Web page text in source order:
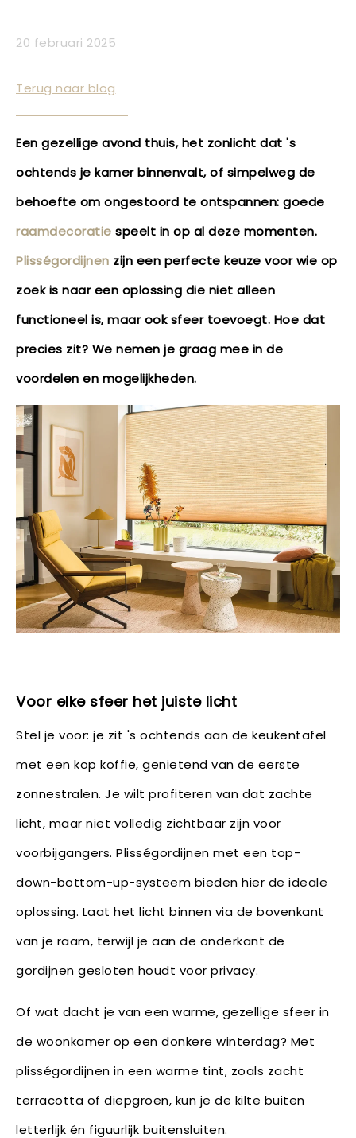
20 februari 2025
Terug naar blog
Een gezellige avond thuis, het zonlicht dat 's
ochtends je kamer binnenvalt, of simpelweg de
behoefte om ongestoord te ontspannen: goede
raamdecoratie speelt in op al deze momenten.
Plisségordijnen zijn een perfecte keuze voor wie op
zoek is naar een oplossing die niet alleen
functioneel is, maar ook sfeer toevoegt. Hoe dat
precies zit? We nemen je graag mee in de
voordelen en mogelijkheden.
Voor elke sfeer het juiste licht
Stel je voor: je zit 's ochtends aan de keukentafel
met een kop koffie, genietend van de eerste
zonnestralen. Je wilt profiteren van dat zachte
licht, maar niet volledig zichtbaar zijn voor
voorbijgangers. Plisségordijnen met een top-
down-bottom-up-systeem bieden hier de ideale
oplossing. Laat het licht binnen via de bovenkant
van je raam, terwijl je aan de onderkant de
gordijnen gesloten houdt voor privacy.
Of wat dacht je van een warme, gezellige sfeer in
de woonkamer op een donkere winterdag? Met
plisségordijnen in een warme tint, zoals zacht
terracotta of diepgroen, kun je de kilte buiten
letterlijk én figuurlijk buitensluiten.